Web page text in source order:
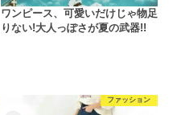
ワンピース、可愛いだけじゃ物足
りない!大人っぽさが夏の武器!!
ファッション